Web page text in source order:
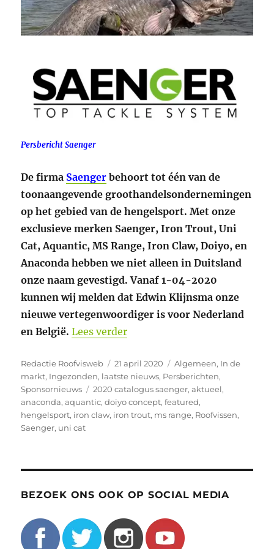
Persbericht Saenger
De firma Saenger behoort tot één van de
toonaangevende groothandelsondernemingen
op het gebied van de hengelsport. Met onze
exclusieve merken Saenger, Iron Trout, Uni
Cat, Aquantic, MS Range, Iron Claw, Doiyo, en
Anaconda hebben we niet alleen in Duitsland
onze naam gevestigd. Vanaf 1-04-2020
kunnen wij melden dat Edwin Klijnsma onze
nieuwe vertegenwoordiger is voor Nederland
en België. Lees verder“Edwin Klijnsma nieuwe
Auteur
Redactie Roofvisweb
Geplaatst
op
21 april 2020 Categorieën
Algemeen, In de
markt, Ingezonden, laatste nieuws, Persberichten,
Sponsornieuws
Tags
2020 catalogus saenger,aktueel,
anaconda,aquantic,doiyo concept,featured,
hengelsport, iron claw, iron trout, ms range, Roofvissen,
Saenger, uni cat
BEZOEK ONS OOK OP SOCIAL MEDIA